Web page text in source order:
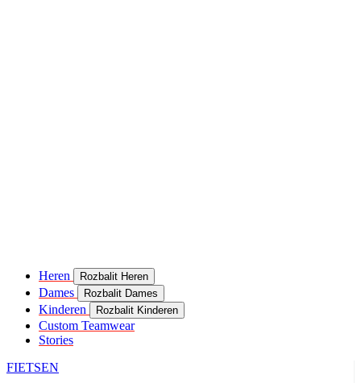
Heren Rozbalit Heren
Dames Rozbalit Dames
Kinderen Rozbalit Kinderen
Custom Teamwear
Stories
FIETSEN